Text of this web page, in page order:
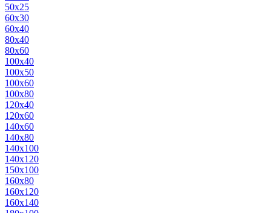
50х25
60х30
60х40
80х40
80х60
100х40
100х50
100х60
100х80
120х40
120х60
140х60
140х80
140х100
140х120
150х100
160х80
160х120
160х140